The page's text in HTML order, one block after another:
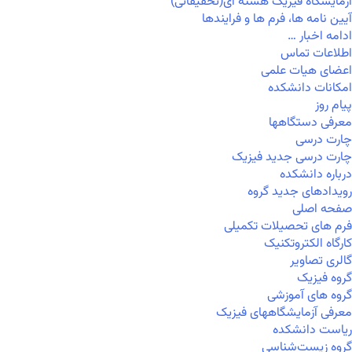
آیین نامه ها، فرم ها و فرایندها
ادامه اخبار …
اطلاعات تماس
اعضای هیات علمی
امکانات دانشکده
پیام روز
معرفی دستگاهها
چارت درسی
چارت درسی جدید فیزیک
درباره دانشکده
رویدادهای جدید گروه
صفحه اصلی
فرم های تحصیلات تکمیلی
کارگاه الکتروتکنیک
گالری تصاویر
گروه فیزیک
گروه های آموزشی
معرفی آزمایشگاههای فیزیک
ریاست دانشکده
گروه زیست‌شناسی